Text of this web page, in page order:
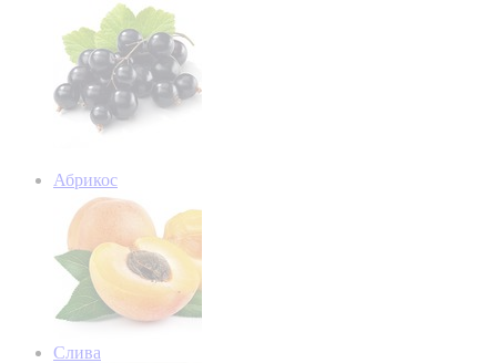
Абрикос
Слива